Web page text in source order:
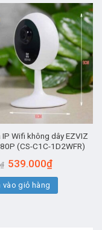
IP Wifi không dây EZVIZ
(CS-C1C-1D2WFR)
₫ Giá
gốc
là:
770.000₫.
539.000₫Giá
tại
539.000₫.
vào giỏ hàng